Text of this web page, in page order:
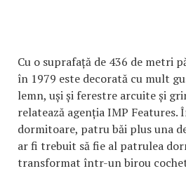
Cu o suprafață de 436 de metri
în 1979 este decorată cu mult
lemn, uși și ferestre arcuite și
relatează agenția IMP Features.
dormitoare, patru băi plus una
ar fi trebuit să fie al patrulea
transformat într-un birou